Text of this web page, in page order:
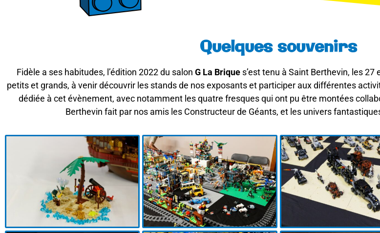
Quelques souvenirs
Fidèle a ses habitudes, l’édition 2022 du salon G La Brique s’est tenu à Saint Berthevin, les
petits et grands, à venir découvrir les stands de nos exposants et participer aux différentes
dédiée à cet évènement, avec notamment les quatre fresques qui ont pu être montées
Berthevin fait par nos amis les Constructeur de Géants, et les univers